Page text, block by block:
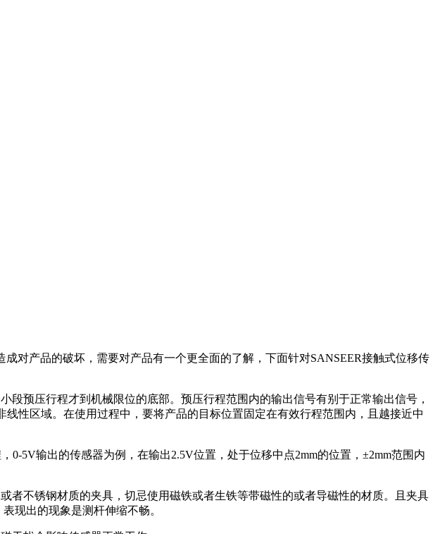
对产品的破坏，需要对产品有一个更全面的了解，下面针对SANSEER接触式位移传
预压行程才到机械限位的底部。预压行程范围内的输出信号有别于正常输出信号，
性区域。在使用过程中，要将产品的目标位置固定在有效行程范围内，且越接近中
5V输出的传感器为例，在输出2.5V位置，处于位移中点2mm的位置，±2mm范围内
者不锈钢材质的夹具，切忌使用磁铁或者生铁等带磁性的或者导磁性的材质。且夹具
现出的现象是测杆伸缩不畅。